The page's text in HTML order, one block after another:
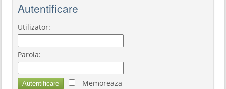
Autentificare
Utilizator:
Parola:
Memoreaza